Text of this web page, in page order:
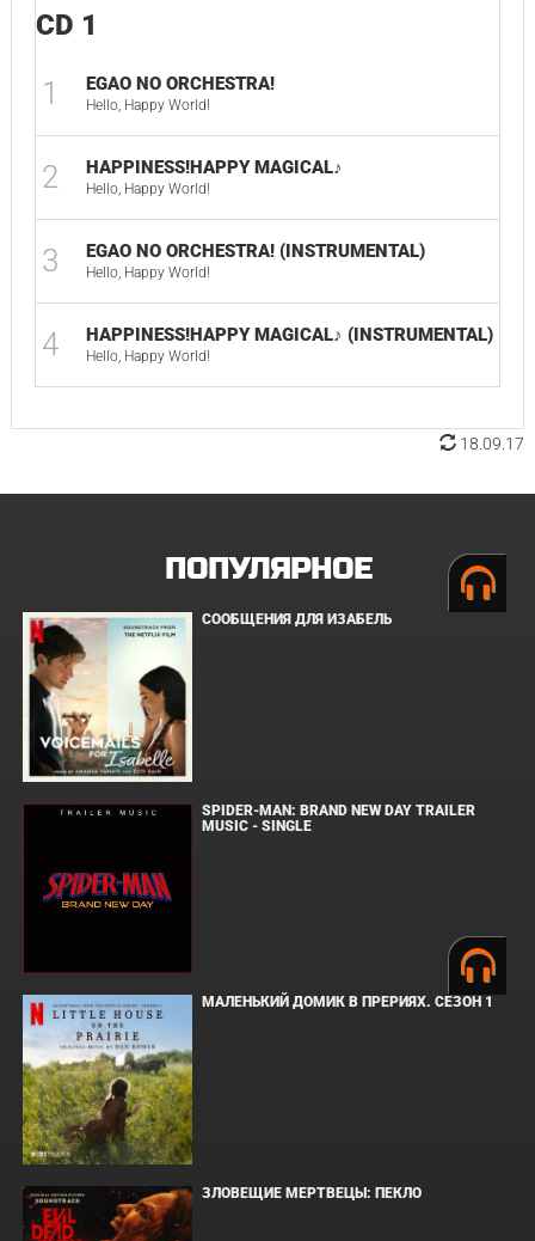
CD 1
1 EGAO NO ORCHESTRA!
Hello, Happy World!
2 HAPPINESS!HAPPY MAGICAL♪
Hello, Happy World!
3 EGAO NO ORCHESTRA! (INSTRUMENTAL)
Hello, Happy World!
4 HAPPINESS!HAPPY MAGICAL♪ (INSTRUMENTAL)
Hello, Happy World!
18.09.17
ПОПУЛЯРНОЕ
СООБЩЕНИЯ ДЛЯ ИЗАБЕЛЬ
SPIDER-MAN: BRAND NEW DAY TRAILER
MUSIC - SINGLE
МАЛЕНЬКИЙ ДОМИК В ПРЕРИЯХ. СЕЗОН 1
ЗЛОВЕЩИЕ МЕРТВЕЦЫ: ПЕКЛО